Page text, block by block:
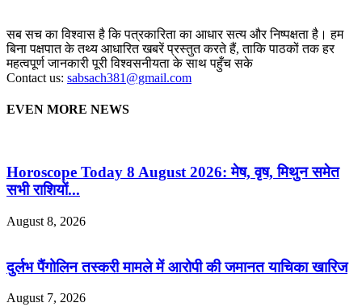
सब सच का विश्वास है कि पत्रकारिता का आधार सत्य और निष्पक्षता है। हम
बिना पक्षपात के तथ्य आधारित खबरें प्रस्तुत करते हैं, ताकि पाठकों तक हर
महत्वपूर्ण जानकारी पूरी विश्वसनीयता के साथ पहुँच सके
Contact us: sabsach381@gmail.com
EVEN MORE NEWS
Horoscope Today 8 August 2026: मेष, वृष, मिथुन समेत
सभी राशियों...
August 8, 2026
दुर्लभ पैंगोलिन तस्करी मामले में आरोपी की जमानत याचिका खारिज
August 7, 2026